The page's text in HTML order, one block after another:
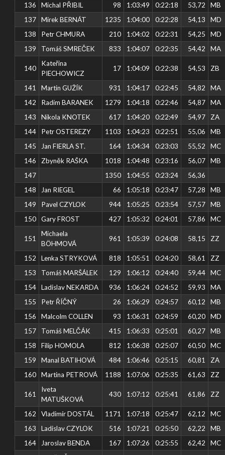
136 Michal PŘIBIL 98 1:03:49 0:22:18 53,72
MB
137
Mirek BERNÁT 1235 1:04:00 0:22:28 54,13
MD
138
Petr CHMURA 210 1:04:02 0:22:31 54,25
MD
139
Tomáš SMREČEK 833 1:04:07 0:22:35 54,42 MA
140
Kateřina
PIECHOWICZ
17 1:04:09 0:22:38 54,53 ZB
141 Martin GUŽÍK 931 1:04:17 0:22:45 54,82
MA
142
Radim BARANEK 1279 1:04:18 0:22:46 54,87
MA
143
Nikola KNOTEK 617 1:04:20 0:22:49 54,97
ZA
144
Petr OSTEREZY 1103 1:04:23 0:22:51 55,06
MB
145
Jan FIERLA ST. 164 1:04:34 0:23:03 55,52
MC
146
Zbyněk RAŠKA 1018 1:04:48 0:23:16 56,07
MB
147
1350 1:04:55 0:23:24
56,36
148
Jan RIEGEL 66 1:05:18 0:23:47 57,28
MB
149
Pavel CZYLOK 944 1:05:25 0:23:54 57,57
MB
150
Gary FROST 427 1:05:32 0:24:01 57,86 MC
151
Michaela
BÖHMOVÁ
961 1:05:39 0:24:08 58,15 ZZ
152 Lenka STRYKOVÁ 818 1:05:51 0:24:20 58,61
ZZ
153
Tomáš MARŠÁLEK 129 1:06:12 0:24:40 59,44
MC
154
Ladislav NEKARDA 936 1:06:24 0:24:52 59,93
MA
155
Petr ŘÍČNÝ 26 1:06:29 0:24:57 60,12
MB
156
Malcolm COLLEN 93 1:06:31 0:24:59 60,20
MD
157
Tomáš MELČÁK 415 1:06:33 0:25:01 60,27
MB
158
Filip HOMOLA 812 1:06:38 0:25:07 60,50
MC
159
Manal BATIHOVÁ 484 1:06:46 0:25:15 60,81
ZA
160
Martina PETROVÁ 1188 1:07:06 0:25:35 61,63 ZZ
161
Iveta
MATUŠKOVÁ
430 1:07:12 0:25:41 61,86 ZZ
162 Vladimír DOSTÁL 1171 1:07:18 0:25:47 62,12
MC
163
Ladislav CZYLOK 516 1:07:21 0:25:50 62,22
MB
164
Jaroslav BENDA 167 1:07:26 0:25:55 62,42
MC